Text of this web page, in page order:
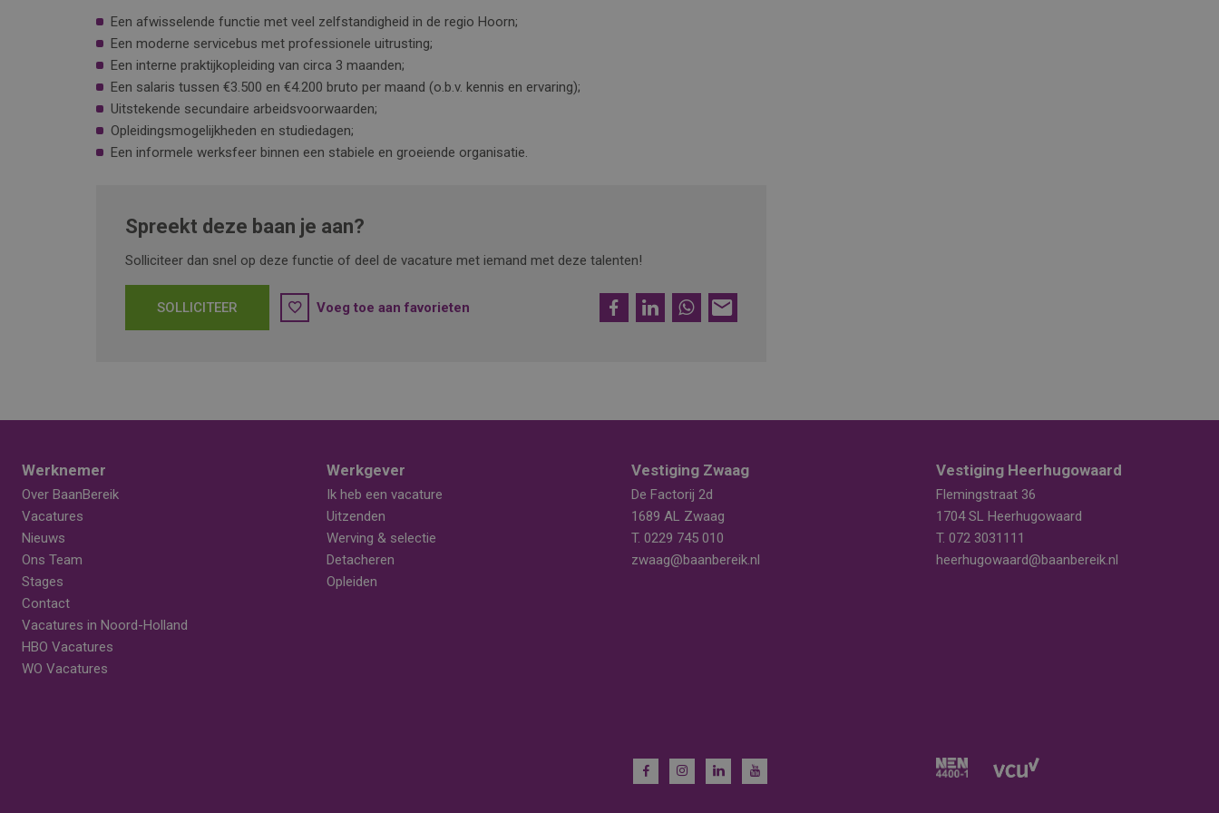
Een afwisselende functie met veel zelfstandigheid in de regio Hoorn;
Een moderne servicebus met professionele uitrusting;
Een interne praktijkopleiding van circa 3 maanden;
Een salaris tussen €3.500 en €4.200 bruto per maand (o.b.v. kennis en ervaring);
Uitstekende secundaire arbeidsvoorwaarden;
Opleidingsmogelijkheden en studiedagen;
Een informele werksfeer binnen een stabiele en groeiende organisatie.
Spreekt deze baan je aan?
Solliciteer dan snel op deze functie of deel de vacature met iemand met deze talenten!
FacebookLinkedInWhatsApp
E-
mail
SOLLICITEER Voeg toe aan favorieten
Werknemer
Over BaanBereik
Vacatures
Nieuws
Ons Team
Stages
Contact
Vacatures in Noord-Holland
HBO Vacatures
WO Vacatures
Werkgever
Ik heb een vacature
Uitzenden
Werving & selectie
Detacheren
Opleiden
Vestiging Zwaag
De Factorij 2d
1689 AL Zwaag
T. 0229 745 010
zwaag@baanbereik.nl
Vestiging Heerhugowaard
Flemingstraat 36
1704 SL Heerhugowaard
T. 072 3031111
heerhugowaard@baanbereik.nl